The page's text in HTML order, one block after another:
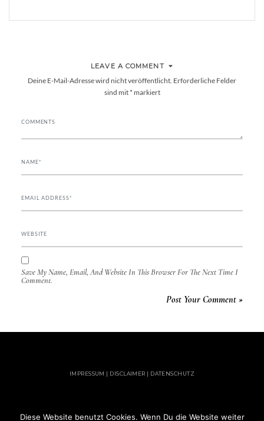
LEAVE A COMMENT
Deine E-Mail-Adresse wird nicht veröffentlicht. Erforderliche Felder
sind mit* markiert
Save My Name, Email, And Website In This Browser For The Next Time I
Comment.
IMPRESSUM | DISCLAIMER | DATENSCHUTZ
Diese Website benutzt Cookies. Wenn Du die Website weiter